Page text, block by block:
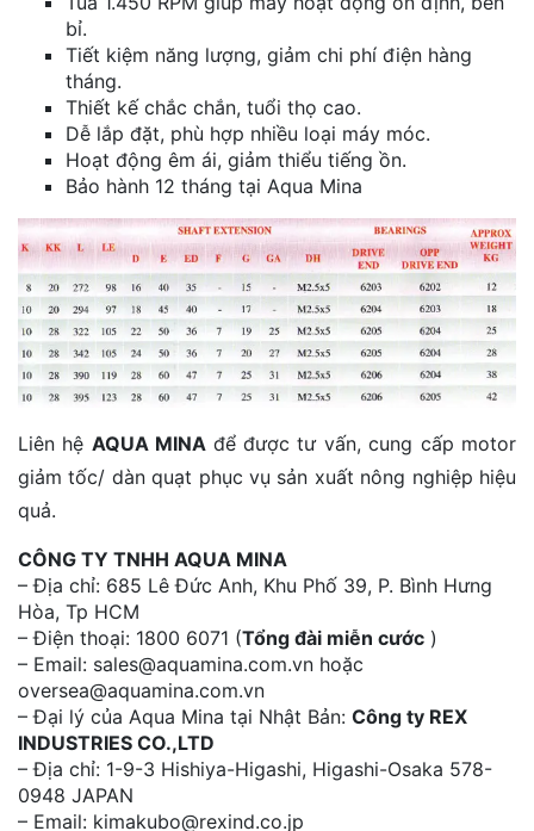
bỉ.
Tiết kiệm năng lượng, giảm chi phí điện hàng
tháng.
Thiết kế chắc chắn, tuổi thọ cao.
Dễ lắp đặt, phù hợp nhiều loại máy móc.
Hoạt động êm ái, giảm thiểu tiếng ồn.
Bảo hành 12 tháng tại Aqua Mina
Liên hệ AQUA MINA để được tư vấn, cung cấp motor
giảm tốc/ dàn quạt phục vụ sản xuất nông nghiệp hiệu
quả.
CÔNG TY TNHH AQUA MINA
– Địa chỉ: 685 Lê Đức Anh, Khu Phố 39, P. Bình Hưng
Hòa, Tp HCM
– Điện thoại: 1800 6071 (Tổng đài miễn cước )
– Email: sales@aquamina.com.vn hoặc
oversea@aquamina.com.vn
– Đại lý của Aqua Mina tại Nhật Bản: Công ty REX
INDUSTRIES CO.,LTD
– Địa chỉ: 1-9-3 Hishiya-Higashi, Higashi-Osaka 578-
0948 JAPAN
– Email: kimakubo@rexind.co.jp